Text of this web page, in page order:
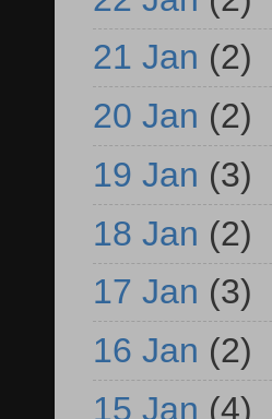
21 Jan (2)
20 Jan (2)
19 Jan (3)
18 Jan (2)
17 Jan (3)
16 Jan (2)
15 Jan (4)